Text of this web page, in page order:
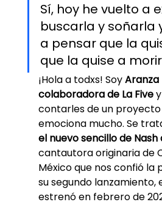
Sí, hoy he vuelto a
buscarla y soñarla
a pensar que la
que la quise a morir
¡Hola a todxs! Soy
colaboradora de La Five y
contarles de un proyecto
emociona mucho. Se
el nuevo sencillo de Nash
cantautora originaria de
México que nos confió la
su segundo lanzamiento,
estrenó en febrero de